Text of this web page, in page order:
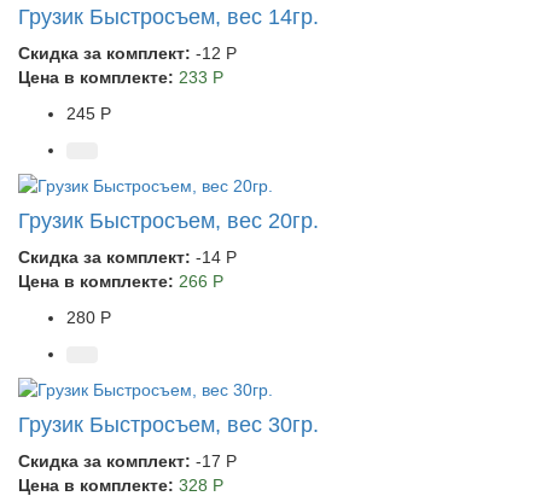
Грузик Быстросъем, вес 14гр.
Скидка за комплект: -12 Р
Цена в комплекте: 233 Р
245 Р
Грузик Быстросъем, вес 20гр.
Скидка за комплект: -14 Р
Цена в комплекте: 266 Р
280 Р
Грузик Быстросъем, вес 30гр.
Скидка за комплект: -17 Р
Цена в комплекте: 328 Р